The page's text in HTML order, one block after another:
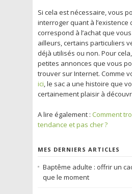
Si cela est nécessaire, vous
interroger quant à l’existence
correspond à l’achat que
ailleurs, certains particuliers
déjà utilisés ou non. Pour
petites annonces que vous
trouver sur Internet. Comme
ici, le sac a une histoire que
certainement plaisir à
A lire également : Comment
tendance et pas cher ?
MES DERNIERS ARTICLES
Baptême adulte : offrir un
que le moment